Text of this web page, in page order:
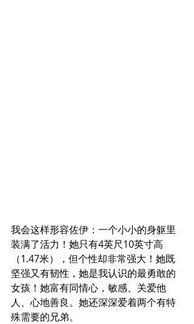
我会这样形容佐伊：一个小小的身躯里
装满了活力！她只有4英尺10英寸高
（1.47米），但个性却非常强大！她既
坚强又有韧性，她是我认识的最勇敢的
女孩！她富有同情心，敏感、关爱他
人、心地善良。她还深深爱着两个有特
殊需要的兄弟。